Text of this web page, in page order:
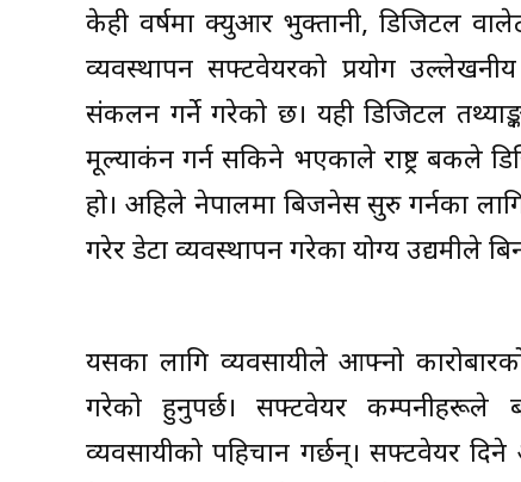
केही वर्षमा क्युआर भुक्तानी, डिजिटल
व्यवस्थापन सफ्टवेयरको प्रयोग
संकलन गर्ने गरेको छ। यही डिजिटल
मूल्याकंन गर्न सकिने भएकाले राष्ट्र बैंकले
हो। अहिले नेपालमा बिजनेस सुरु गर्नका
गरेर डेटा व्यवस्थापन गरेका योग्य उद्यमीले
यसका लागि व्यवसायीले आफ्नो
गरेको हुनुपर्छ। सफ्टवेयर कम्पनीहरूले
व्यवसायीको पहिचान गर्छन्। सफ्टवेयर